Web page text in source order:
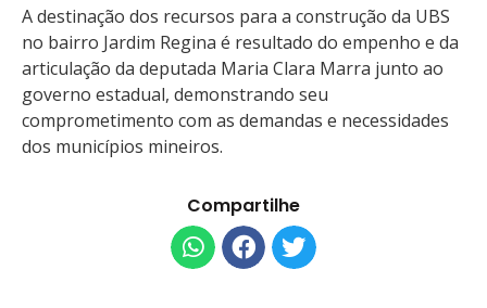
A destinação dos recursos para a construção da UBS
no bairro Jardim Regina é resultado do empenho e da
articulação da deputada Maria Clara Marra junto ao
governo estadual, demonstrando seu
comprometimento com as demandas e necessidades
dos municípios mineiros.
Compartilhe